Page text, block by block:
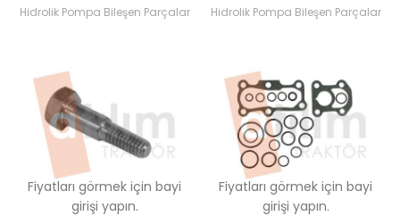
Hidrolik Pompa Bileşen Parçalar
Hidrolik Pompa Bileşen Parçalar
Fiyatları görmek için bayi
girişi yapın.
Fiyatları görmek için bayi
girişi yapın.